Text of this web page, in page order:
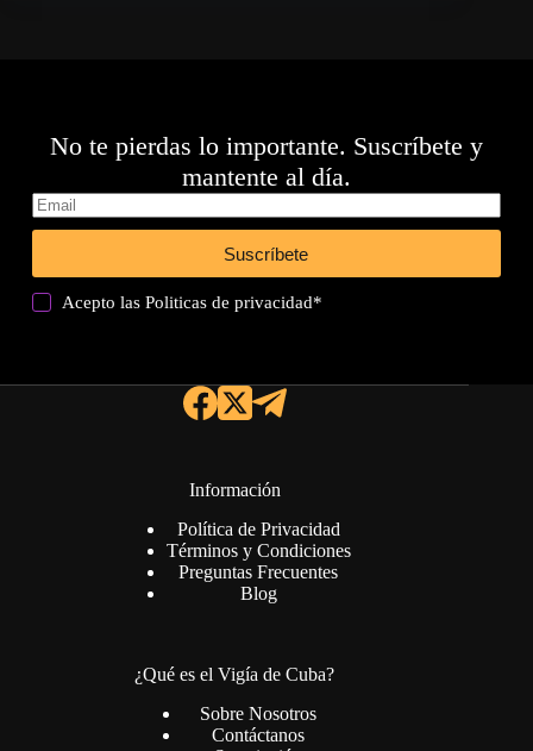
No te pierdas lo importante. Suscríbete y
mantente al día.
Suscríbete
Acepto lasPoliticas de privacidad*
Información
Política de Privacidad
Términos y Condiciones
Preguntas Frecuentes
Blog
¿Qué es el Vigía de Cuba?
Sobre Nosotros
Contáctanos